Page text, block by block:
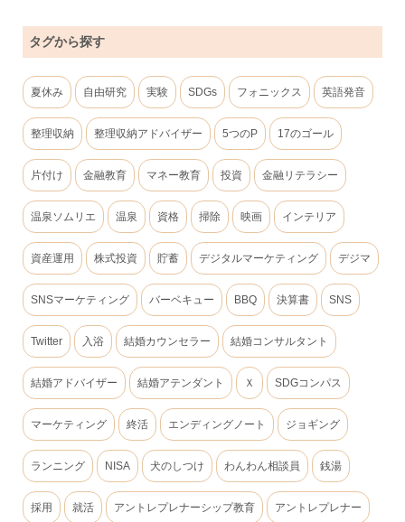
タグから探す
夏休み 自由研究 実験 SDGs フォニックス 英語発音
整理収納 整理収納アドバイザー 5つのP 17のゴール
片付け 金融教育 マネー教育 投資 金融リテラシー
温泉ソムリエ 温泉 資格 掃除 映画 インテリア
資産運用 株式投資 貯蓄 デジタルマーケティング デジマ
SNSマーケティング バーベキュー BBQ 決算書 SNS
Twitter 入浴 結婚カウンセラー 結婚コンサルタント
結婚アドバイザー 結婚アテンダント Ｘ SDGコンパス
マーケティング 終活 エンディングノート ジョギング
ランニング NISA 犬のしつけ わんわん相談員 銭湯
採用 就活 アントレプレナーシップ教育 アントレプレナー